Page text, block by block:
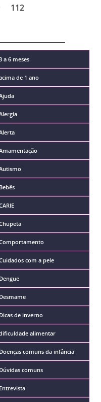
112
a 6 meses
de 1 ano
Bebês
com a pele
Dengue
Desmame
Dicas de inverno
alimentar
Doenças comuns da infância
Dúvidas comuns
Entrevista